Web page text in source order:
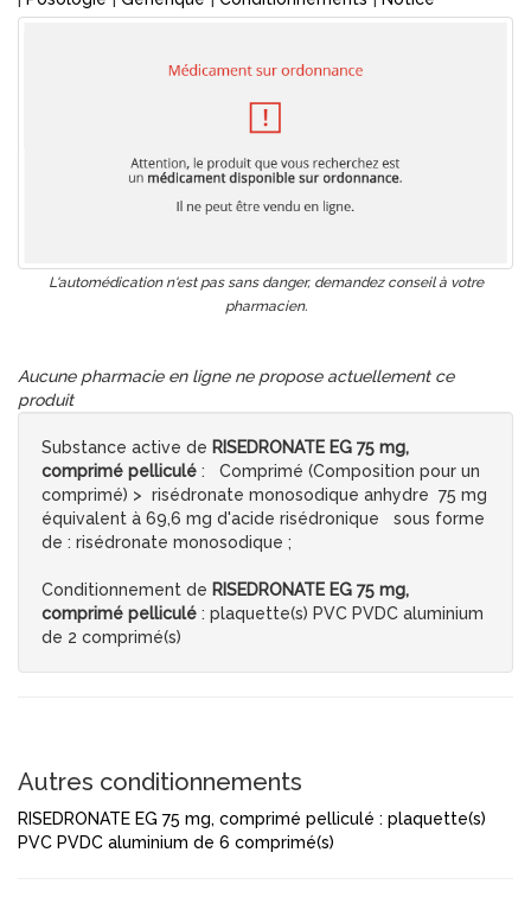
L'automédication n'est pas sans danger, demandez conseil à votre
pharmacien.
Aucune pharmacie en ligne ne propose actuellement ce
produit
Substance active de RISEDRONATE EG 75 mg,
comprimé pelliculé : Comprimé (Composition pour un
comprimé) > risédronate monosodique anhydre 75 mg
équivalent à 69,6 mg d'acide risédronique sous forme
de : risédronate monosodique ;
Conditionnement de RISEDRONATE EG 75 mg,
comprimé pelliculé : plaquette(s) PVC PVDC aluminium
de 2 comprimé(s)
Autres conditionnements
RISEDRONATE EG 75 mg, comprimé pelliculé : plaquette(s)
PVC PVDC aluminium de 6 comprimé(s)